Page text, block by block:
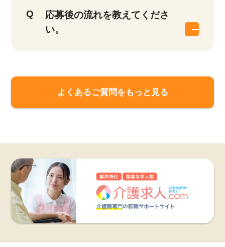
応募後の流れを教えてくださ
い。
よくあるご質問をもっと見る